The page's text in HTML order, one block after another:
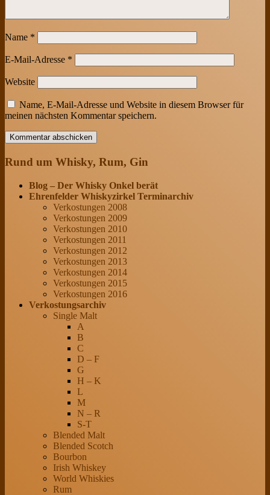
Name *
E-Mail-Adresse *
Website
Name, E-Mail-Adresse und Website in diesem Browser für
meinen nächsten Kommentar speichern.
Rund um Whisky, Rum, Gin
Blog – Der Whisky Onkel berät
Ehrenfelder Whiskyzirkel Terminarchiv
Verkostungen 2008
Verkostungen 2009
Verkostungen 2010
Verkostungen 2011
Verkostungen 2012
Verkostungen 2013
Verkostungen 2014
Verkostungen 2015
Verkostungen 2016
Verkostungsarchiv
Single Malt
A
B
C
D – F
G
H – K
L
M
N – R
S-T
Blended Malt
Blended Scotch
Bourbon
Irish Whiskey
World Whiskies
Rum